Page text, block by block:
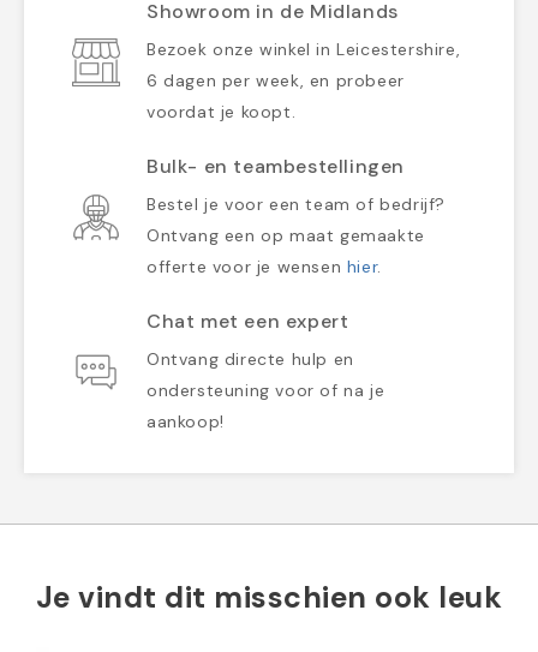
Showroom in de Midlands
Bezoek onze winkel in Leicestershire,
6 dagen per week, en probeer
voordat je koopt.
Bulk- en teambestellingen
Bestel je voor een team of bedrijf?
Ontvang een op maat gemaakte
offerte voor je wensen hier.
Chat met een expert
Ontvang directe hulp en
ondersteuning voor of na je
aankoop!
Je vindt dit misschien ook leuk